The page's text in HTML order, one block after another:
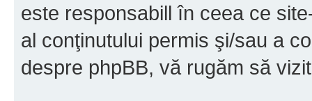
este responsabill în ceea ce
al conţinutului permis şi/sau a
despre phpBB, vă rugăm să